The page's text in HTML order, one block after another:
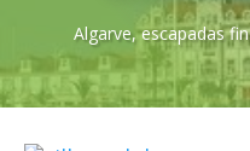
Algarve,escapadas